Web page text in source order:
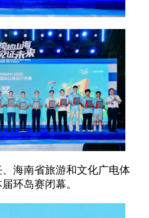
海南省旅游和文化广电体
环岛赛闭幕。